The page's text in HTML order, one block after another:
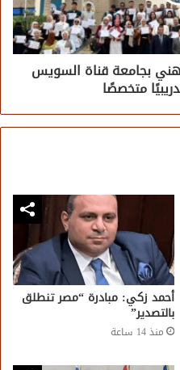
بجامعة قناة السويس
متخصصًا
أحمد زكي: مبادرة “مصر تنطلق
بالتصدير”
منذ 14 ساعة